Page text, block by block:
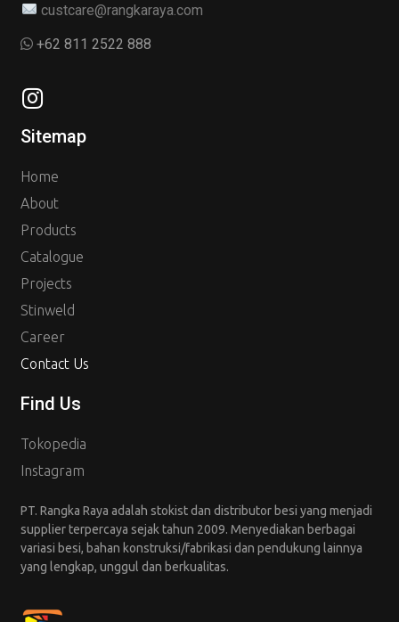
custcare@rangkaraya.com
+62 811 2522 888
Sitemap
Home
About
Products
Catalogue
Projects
Stinweld
Career
Contact Us
Find Us
Tokopedia
Instagram
PT. Rangka Raya adalah stokist dan distributor besi yang menjadi
supplier terpercaya sejak tahun 2009. Menyediakan berbagai
variasi besi, bahan konstruksi/fabrikasi dan pendukung lainnya
yang lengkap, unggul dan berkualitas.